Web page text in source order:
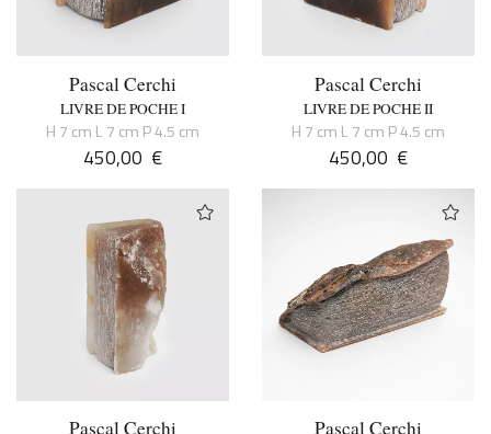
Pascal Cerchi
LIVRE DE POCHE I
H 7 cm L 7 cm P 4.5 cm
450,00 €
Pascal Cerchi
LIVRE DE POCHE II
H 7 cm L 7 cm P 4.5 cm
450,00 €
Pascal Cerchi Pascal Cerchi